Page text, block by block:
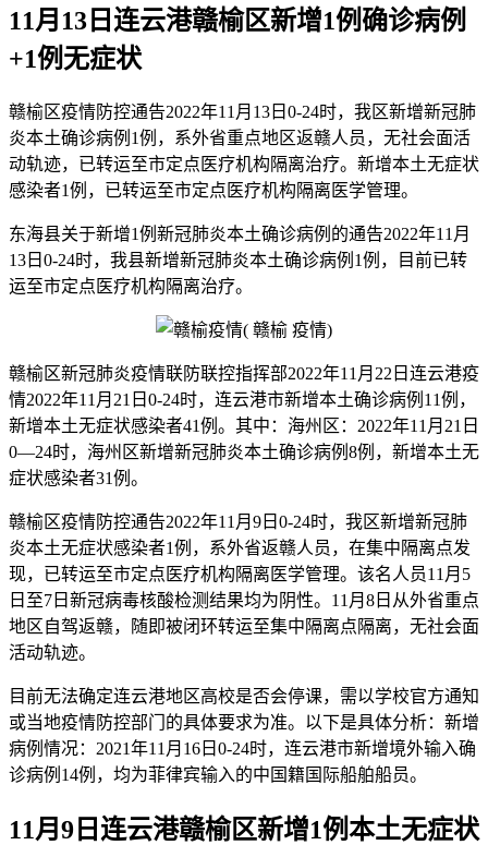
11月13日连云港赣榆区新增1例确诊病例
+1例无症状
赣榆区疫情防控通告2022年11月13日0-24时，我区新增新冠肺
炎本土确诊病例1例，系外省重点地区返赣人员，无社会面活
动轨迹，已转运至市定点医疗机构隔离治疗。新增本土无症状
感染者1例，已转运至市定点医疗机构隔离医学管理。
东海县关于新增1例新冠肺炎本土确诊病例的通告2022年11月
13日0-24时，我县新增新冠肺炎本土确诊病例1例，目前已转
运至市定点医疗机构隔离治疗。
赣榆区新冠肺炎疫情联防联控指挥部2022年11月22日连云港疫
情2022年11月21日0-24时，连云港市新增本土确诊病例11例，
新增本土无症状感染者41例。其中：海州区：2022年11月21日
0—24时，海州区新增新冠肺炎本土确诊病例8例，新增本土无
症状感染者31例。
赣榆区疫情防控通告2022年11月9日0-24时，我区新增新冠肺
炎本土无症状感染者1例，系外省返赣人员，在集中隔离点发
现，已转运至市定点医疗机构隔离医学管理。该名人员11月5
日至7日新冠病毒核酸检测结果均为阴性。11月8日从外省重点
地区自驾返赣，随即被闭环转运至集中隔离点隔离，无社会面
活动轨迹。
目前无法确定连云港地区高校是否会停课，需以学校官方通知
或当地疫情防控部门的具体要求为准。以下是具体分析：新增
病例情况：2021年11月16日0-24时，连云港市新增境外输入确
诊病例14例，均为菲律宾输入的中国籍国际船舶船员。
11月9日连云港赣榆区新增1例本土无症状